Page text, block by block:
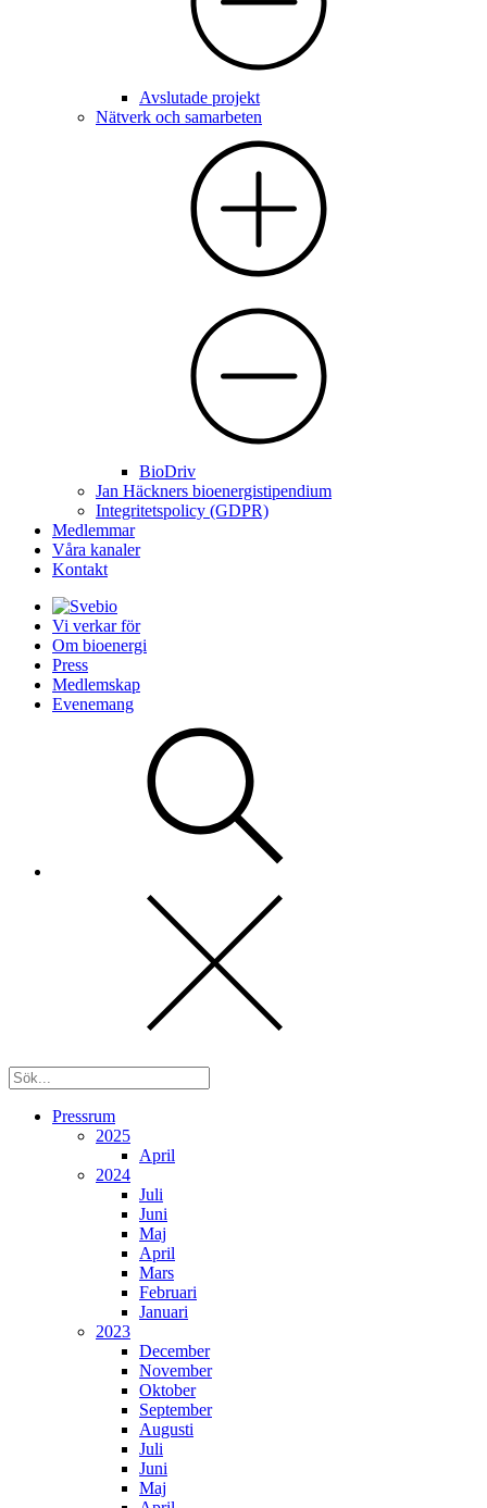
Avslutade projekt
Nätverk och samarbeten
BioDriv
Jan Häckners bioenergistipendium
Integritetspolicy (GDPR)
Medlemmar
Våra kanaler
Kontakt
Vi verkar för
Om bioenergi
Press
Medlemskap
Evenemang
Pressrum
2025
April
2024
Juli
Juni
Maj
April
Mars
Februari
Januari
2023
December
November
Oktober
September
Augusti
Juli
Juni
Maj